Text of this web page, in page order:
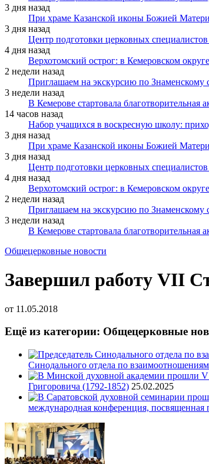
3 дня назад
При храме Казанской иконы Божией
3 дня назад
Центр подготовки церковных
4 дня назад
Верхотомский острог: в Кемеровском
2 недели назад
Приглашаем на экскурсию по Знаменскому
3 недели назад
В Кемерове стартовала благотворительная
14 часов назад
Набор учащихся в воскресную школу:
3 дня назад
При храме Казанской иконы Божией
3 дня назад
Центр подготовки церковных
4 дня назад
Верхотомский острог: в Кемеровском
2 недели назад
Приглашаем на экскурсию по Знаменскому
3 недели назад
В Кемерове стартовала благотворительная
Общецерковные новости
Завершил работу VII
от 11.05.2018
Ещё из категории: Общецерковные
Синодального отдела по
Григоровича (1792-1852) 25.02.2025
международная конференция,